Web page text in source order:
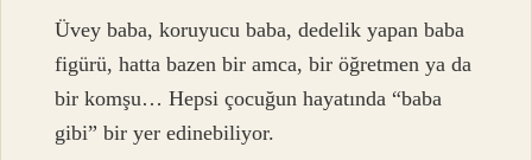
Üvey baba, koruyucu baba, dedelik yapan baba
figürü, hatta bazen bir amca, bir öğretmen ya da
bir komşu… Hepsi çocuğun hayatında “baba
gibi” bir yer edinebiliyor.